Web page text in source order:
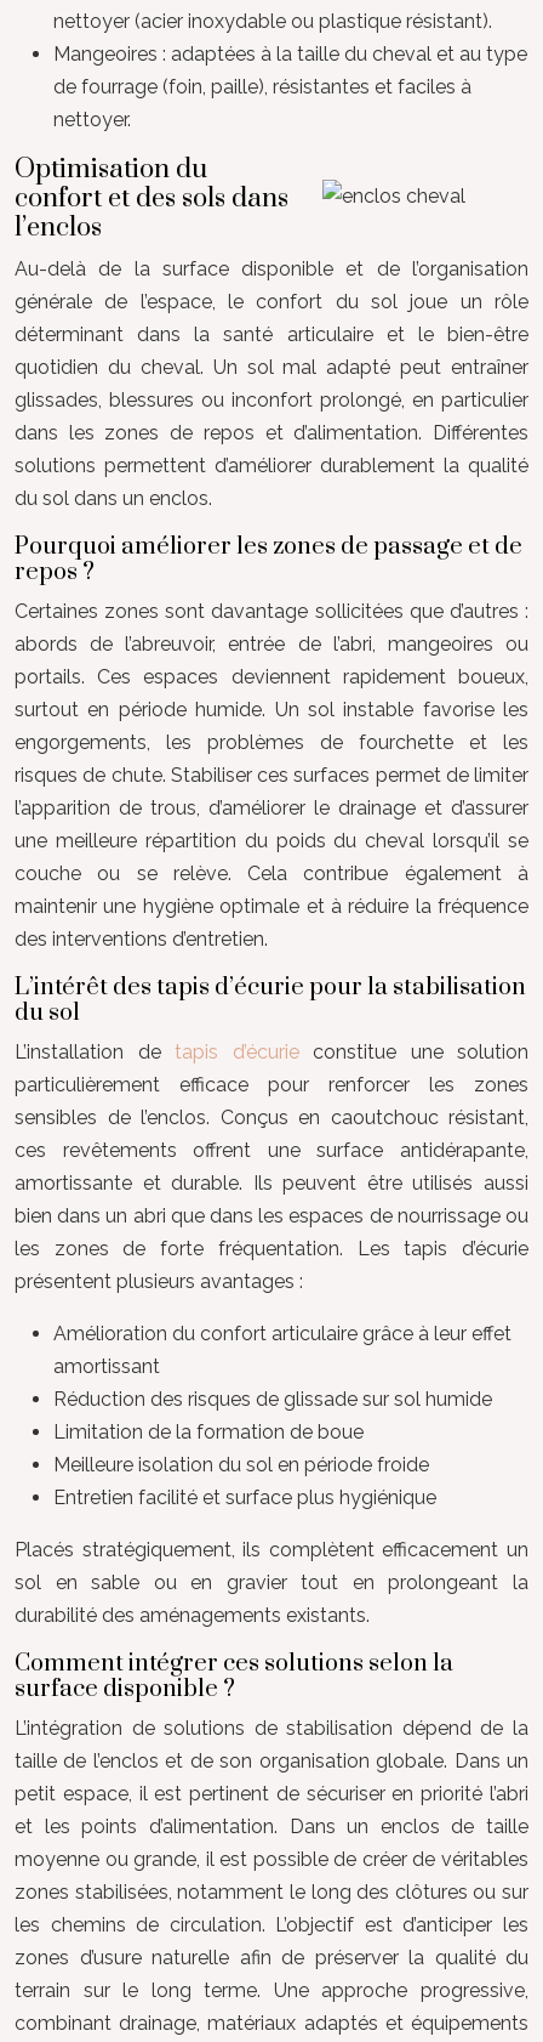
nettoyer (acier inoxydable ou plastique résistant).
Mangeoires : adaptées à la taille du cheval et au type
de fourrage (foin, paille), résistantes et faciles à
nettoyer.
Optimisation du
confort et des sols dans
l’enclos
Au-delà de la surface disponible et de l’organisation
générale de l’espace, le confort du sol joue un rôle
déterminant dans la santé articulaire et le bien-être
quotidien du cheval. Un sol mal adapté peut entraîner
glissades, blessures ou inconfort prolongé, en particulier
dans les zones de repos et d’alimentation. Différentes
solutions permettent d’améliorer durablement la qualité
du sol dans un enclos.
Pourquoi améliorer les zones de passage et de
repos ?
Certaines zones sont davantage sollicitées que d’autres :
abords de l’abreuvoir, entrée de l’abri, mangeoires ou
portails. Ces espaces deviennent rapidement boueux,
surtout en période humide. Un sol instable favorise les
engorgements, les problèmes de fourchette et les
risques de chute. Stabiliser ces surfaces permet de limiter
l’apparition de trous, d’améliorer le drainage et d’assurer
une meilleure répartition du poids du cheval lorsqu’il se
couche ou se relève. Cela contribue également à
maintenir une hygiène optimale et à réduire la fréquence
des interventions d’entretien.
L’intérêt des tapis d’écurie pour la stabilisation
du sol
L’installation de tapis d’écurieconstitue une solution
particulièrement efficace pour renforcer les zones
sensibles de l’enclos. Conçus en caoutchouc résistant,
ces revêtements offrent une surface antidérapante,
amortissante et durable. Ils peuvent être utilisés aussi
bien dans un abri que dans les espaces de nourrissage ou
les zones de forte fréquentation. Les tapis d’écurie
présentent plusieurs avantages :
Amélioration du confort articulaire grâce à leur effet
amortissant
Réduction des risques de glissade sur sol humide
Limitation de la formation de boue
Meilleure isolation du sol en période froide
Entretien facilité et surface plus hygiénique
Placés stratégiquement, ils complètent efficacement un
sol en sable ou en gravier tout en prolongeant la
durabilité des aménagements existants.
Comment intégrer ces solutions selon la
surface disponible ?
L’intégration de solutions de stabilisation dépend de la
taille de l’enclos et de son organisation globale. Dans un
petit espace, il est pertinent de sécuriser en priorité l’abri
et les points d’alimentation. Dans un enclos de taille
moyenne ou grande, il est possible de créer de véritables
zones stabilisées, notamment le long des clôtures ou sur
les chemins de circulation. L’objectif est d’anticiper les
zones d’usure naturelle afin de préserver la qualité du
terrain sur le long terme. Une approche progressive,
combinant drainage, matériaux adaptés et équipements